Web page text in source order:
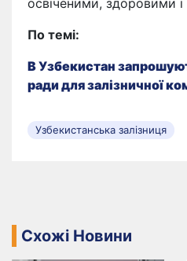
По темі:
В Узбекистан
ради для залізничної
Узбекистанська залізниця
Схожі Новини